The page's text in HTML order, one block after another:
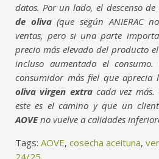
datos. Por un lado, el descenso
de oliva(que según ANIERAC
ventas, pero si una parte
precio más elevado del producto el
incluso aumentado el
consumidor más fiel que
oliva virgen extracada vez más.
este es el camino y que un
AOVEno vuelve a calidades
Tags: AOVE, cosecha aceituna,
24/25